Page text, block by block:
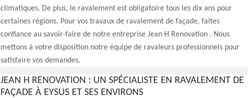
climatiques. De plus, le ravalement est obligatoire tous les dix ans pour
certaines régions. Pour vos travaux de ravalement de façade, faites
confiance au savoir-faire de notre entreprise Jean H Renovation . Nous
mettons à votre disposition notre équipe de ravaleurs professionnels pour
satisfaire vos demandes.
JEAN H RENOVATION : UN SPÉCIALISTE EN RAVALEMENT DE
FAÇADE À EYSUS ET SES ENVIRONS